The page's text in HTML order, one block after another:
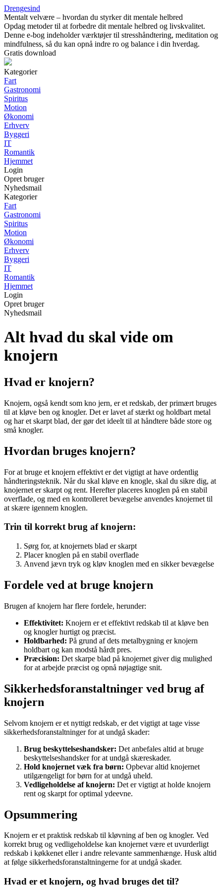
Drengesind
Mentalt velvære – hvordan du styrker dit mentale helbred
Opdag metoder til at forbedre dit mentale helbred og livskvalitet.
Denne e-bog indeholder værktøjer til stresshåndtering, meditation og
mindfulness, så du kan opnå indre ro og balance i din hverdag.
Gratis download
Kategorier
Fart
Gastronomi
Spiritus
Motion
Økonomi
Erhverv
Byggeri
IT
Romantik
Hjemmet
Login
Opret bruger
Nyhedsmail
Kategorier
Fart
Gastronomi
Spiritus
Motion
Økonomi
Erhverv
Byggeri
IT
Romantik
Hjemmet
Login
Opret bruger
Nyhedsmail
Alt hvad du skal vide om
knojern
Hvad er knojern?
Knojern, også kendt som kno jern, er et redskab, der primært bruges
til at kløve ben og knogler. Det er lavet af stærkt og holdbart metal
og har et skarpt blad, der gør det ideelt til at håndtere både store og
små knogler.
Hvordan bruges knojern?
For at bruge et knojern effektivt er det vigtigt at have ordentlig
håndteringsteknik. Når du skal kløve en knogle, skal du sikre dig, at
knojernet er skarpt og rent. Herefter placeres knoglen på en stabil
overflade, og med en kontrolleret bevægelse anvendes knojernet til
at skære igennem knoglen.
Trin til korrekt brug af knojern:
Sørg for, at knojernets blad er skarpt
Placer knoglen på en stabil overflade
Anvend jævn tryk og kløv knoglen med en sikker bevægelse
Fordele ved at bruge knojern
Brugen af knojern har flere fordele, herunder:
Effektivitet: Knojern er et effektivt redskab til at kløve ben
og knogler hurtigt og præcist.
Holdbarhed: På grund af dets metalbygning er knojern
holdbart og kan modstå hårdt pres.
Præcision: Det skarpe blad på knojernet giver dig mulighed
for at arbejde præcist og opnå nøjagtige snit.
Sikkerhedsforanstaltninger ved brug af
knojern
Selvom knojern er et nyttigt redskab, er det vigtigt at tage visse
sikkerhedsforanstaltninger for at undgå skader:
Brug beskyttelseshandsker: Det anbefales altid at bruge
beskyttelseshandsker for at undgå skæreskader.
Hold knojernet væk fra børn: Opbevar altid knojernet
utilgængeligt for børn for at undgå uheld.
Vedligeholdelse af knojern: Det er vigtigt at holde knojern
rent og skarpt for optimal ydeevne.
Opsummering
Knojern er et praktisk redskab til kløvning af ben og knogler. Ved
korrekt brug og vedligeholdelse kan knojernet være et uvurderligt
redskab i køkkenet eller i andre relevante sammenhænge. Husk altid
at følge sikkerhedsforanstaltningerne for at undgå skader.
Hvad er et knojern, og hvad bruges det til?